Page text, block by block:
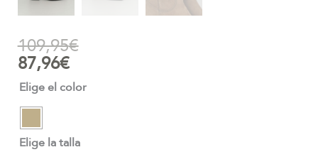
109,95€
87,96€
Elige el color
Elige la talla